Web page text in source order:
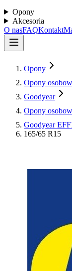
Opony
Akcesoria
O nasFAQKontakt
Opony
Opony
Goodyear
Opony
Goodyear
165/65 R15